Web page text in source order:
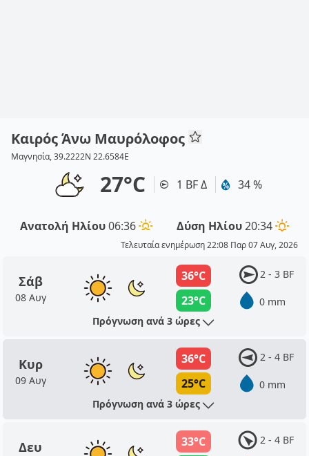
Καιρός Άνω Μαυρόλοφος
Μαγνησία, 39.2222N 22.6584E
27°C 1 BF Δ 34 %
Ανατολή Ηλίου06:36 Δύση Ηλίου20:34
Τελευταία ενημέρωση 22:08 Παρ 07 Αυγ, 2026
Σάβ
08 Αυγ
36°C
23°C
2 - 3 BF
0 mm
Πρόγνωση ανά 3 ώρες
Κυρ
09 Αυγ
36°C
25°C
2 - 4 BF
0 mm
Πρόγνωση ανά 3 ώρες
Δευ
33°C
2 - 4 BF